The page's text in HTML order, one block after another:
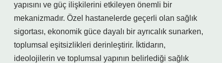
yapısını ve güç ilişkilerini etkileyen önemli bir
mekanizmadır. Özel hastanelerde geçerli olan sağlık
sigortası, ekonomik güce dayalı bir ayrıcalık sunarken,
toplumsal eşitsizlikleri derinleştirir. İktidarın,
ideolojilerin ve toplumsal yapının belirlediği sağlık